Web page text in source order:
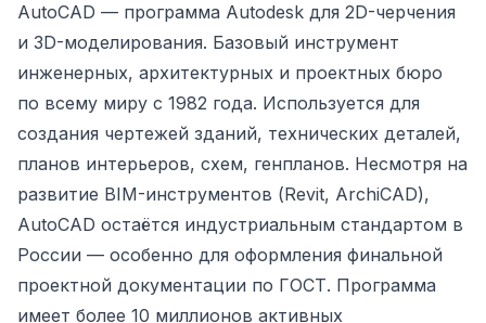
AutoCAD — программа Autodesk для 2D-черчения
и 3D-моделирования. Базовый инструмент
инженерных, архитектурных и проектных бюро
по всему миру с 1982 года. Используется для
создания чертежей зданий, технических деталей,
планов интерьеров, схем, генпланов. Несмотря на
развитие BIM-инструментов (Revit, ArchiCAD),
AutoCAD остаётся индустриальным стандартом в
России — особенно для оформления финальной
проектной документации по ГОСТ. Программа
имеет более 10 миллионов активных